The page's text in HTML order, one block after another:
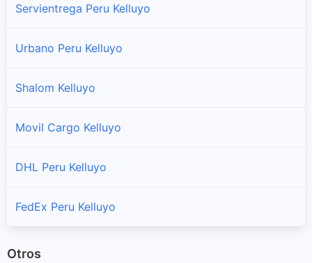
Servientrega Peru Kelluyo
Urbano Peru Kelluyo
Shalom Kelluyo
Movil Cargo Kelluyo
DHL Peru Kelluyo
FedEx Peru Kelluyo
Otros